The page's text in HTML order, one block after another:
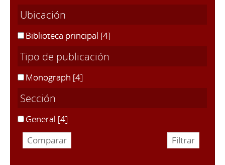
Ubicación
Biblioteca principal [4]
Tipo de publicación
Monograph [4]
Sección
General [4]